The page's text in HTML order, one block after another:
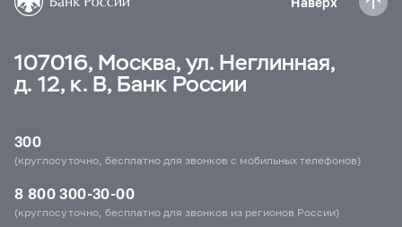
107016, Москва, ул. Неглинная,
д. 12, к. В, Банк России
300
(круглосуточно, бесплатно для звонков с мобильных телефонов)
8 800 300-30-00
(круглосуточно, бесплатно для звонков из регионов России)